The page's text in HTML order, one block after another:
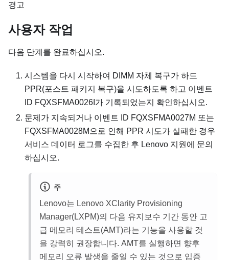
경고
사용자 작업
다음 단계를 완료하십시오.
시스템을 다시 시작하여 DIMM 자체 복구가 하드
PPR(포스트 패키지 복구)을 시도하도록 하고 이벤트
ID FQXSFMA0026I가 기록되었는지 확인하십시오.
문제가 지속되거나 이벤트 ID FQXSFMA0027M 또는
FQXSFMA0028M으로 인해 PPR 시도가 실패한 경우
서비스 데이터 로그를 수집한 후 Lenovo 지원에 문의
하십시오.
주
Lenovo는 Lenovo XClarity Provisioning
Manager(LXPM)의 다음 유지보수 기간 동안 고
급 메모리 테스트(AMT)라는 기능을 사용할 것
을 강력히 권장합니다. AMT를 실행하면 향후
메모리 오류 발생을 줄일 수 있는 것으로 입증